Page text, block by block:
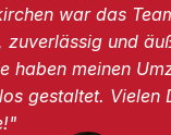
war das
zuverlässig und
haben meinen
gestaltet. Vielen